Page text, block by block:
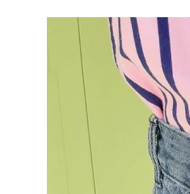
在庫なし商品
表示する